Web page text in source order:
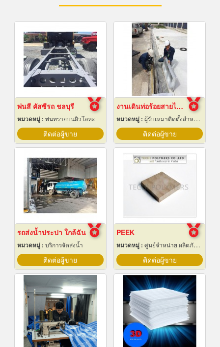
พ่นสี คัสซีรถ ชลบุรี
หมวดหมู่ : พ่นทรายบนผิวโลหะ
ติดต่อผู้ขาย
งานเดินท่อร้อยสายไฟฟ้า ระยอง
หมวดหมู่ : ผู้รับเหมาติดตั้งสำหรับบ้านและโรงงานไฟฟ้า
ติดต่อผู้ขาย
รถส่งน้ำประปา ใกล้ฉัน
หมวดหมู่ : บริการจัดส่งน้ำ
ติดต่อผู้ขาย
PEEK
หมวดหมู่ : ศูนย์จำหน่าย ผลิตภัณฑ์พลาสติกชนิดแท่ง ท่อ แผ่นและสาย
ติดต่อผู้ขาย